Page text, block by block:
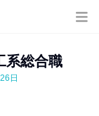
系総合職
日